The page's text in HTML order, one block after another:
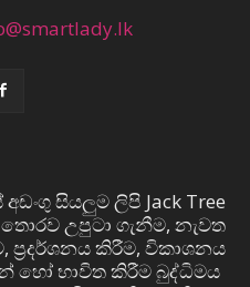
සියලුම ලිපි Jack Tree
උපුටා ගැනීම, නැවත
ප්‍රදර්ශනය කිරීම, විකාශනය
හෝ භාවිත කිරීම බුද්ධිමය